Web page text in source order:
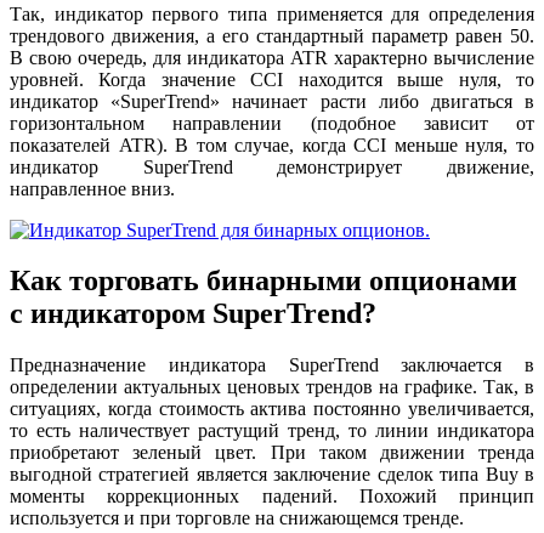
Так, индикатор первого типа применяется для определения
трендового движения, а его стандартный параметр равен 50.
В свою очередь, для индикатора ATR характерно вычисление
уровней. Когда значение CCI находится выше нуля, то
индикатор «SuperTrend» начинает расти либо двигаться в
горизонтальном направлении (подобное зависит от
показателей ATR). В том случае, когда CCI меньше нуля, то
индикатор SuperTrend демонстрирует движение,
направленное вниз.
Как торговать бинарными опционами
с индикатором SuperTrend?
Предназначение индикатора SuperTrend заключается в
определении актуальных ценовых трендов на графике. Так, в
ситуациях, когда стоимость актива постоянно увеличивается,
то есть наличествует растущий тренд, то линии индикатора
приобретают зеленый цвет. При таком движении тренда
выгодной стратегией является заключение сделок типа Buy в
моменты коррекционных падений. Похожий принцип
используется и при торговле на снижающемся тренде.